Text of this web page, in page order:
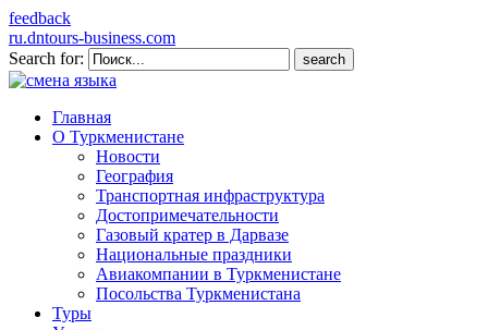
feedback
ru.dntours-business.com
Search for:
Главная
О Туркменистане
Новости
География
Транспортная инфраструктура
Достопримечательности
Газовый кратер в Дарвазе
Национальные праздники
Авиакомпании в Туркменистане
Посольства Туркменистана
Туры